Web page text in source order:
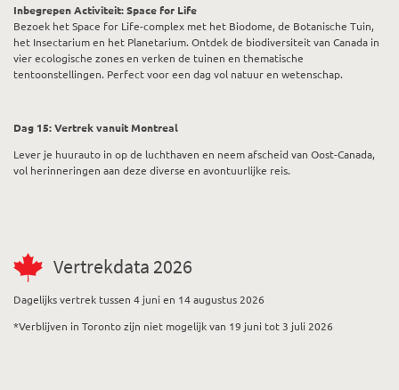
Inbegrepen Activiteit: Space for Life
Bezoek het Space for Life-complex met het Biodome, de Botanische Tuin,
het Insectarium en het Planetarium. Ontdek de biodiversiteit van Canada in
vier ecologische zones en verken de tuinen en thematische
tentoonstellingen. Perfect voor een dag vol natuur en wetenschap.
Dag 15: Vertrek vanuit Montreal
Lever je huurauto in op de luchthaven en neem afscheid van Oost-Canada,
vol herinneringen aan deze diverse en avontuurlijke reis.
Vertrekdata 2026
Dagelijks vertrek tussen 4 juni en 14 augustus 2026
*Verblijven in Toronto zijn niet mogelijk van 19 juni tot 3 juli 2026